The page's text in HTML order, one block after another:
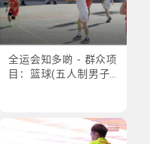
全运会知多啲 - 群众项
目：篮球(五人制男子